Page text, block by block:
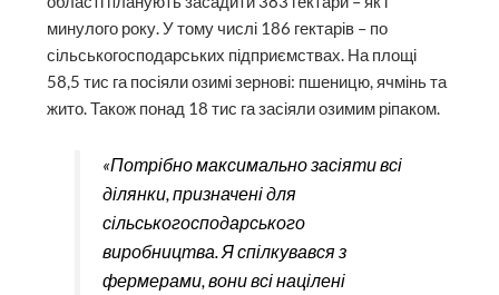
минулого року. У тому числі 186 гектарів – по
сільськогосподарських підприємствах. На площі
58,5 тис га посіяли озимі зернові: пшеницю, ячмінь та
жито. Також понад 18 тис га засіяли озимим ріпаком.
«Потрібно максимально засіяти всі
ділянки, призначені для
сільськогосподарського
виробництва. Я спілкувався з
фермерами, вони всі націлені